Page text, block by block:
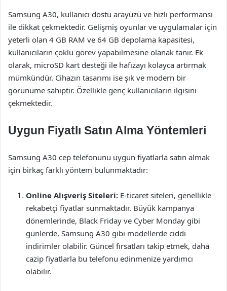
Samsung A30, kullanıcı dostu arayüzü ve hızlı performansı
ile dikkat çekmektedir. Gelişmiş oyunlar ve uygulamalar için
yeterli olan 4 GB RAM ve 64 GB depolama kapasitesi,
kullanıcıların çoklu görev yapabilmesine olanak tanır. Ek
olarak, microSD kart desteği ile hafızayı kolayca artırmak
mümkündür. Cihazın tasarımı ise şık ve modern bir
görünüme sahiptir. Özellikle genç kullanıcıların ilgisini
çekmektedir.
Uygun Fiyatlı Satın Alma Yöntemleri
Samsung A30 cep telefonunu uygun fiyatlarla satın almak
için birkaç farklı yöntem bulunmaktadır:
Online Alışveriş Siteleri: E-ticaret siteleri, genellikle
rekabetçi fiyatlar sunmaktadır. Büyük kampanya
dönemlerinde, Black Friday ve Cyber Monday gibi
günlerde, Samsung A30 gibi modellerde ciddi
indirimler olabilir. Güncel fırsatları takip etmek, daha
cazip fiyatlarla bu telefonu edinmenize yardımcı
olabilir.